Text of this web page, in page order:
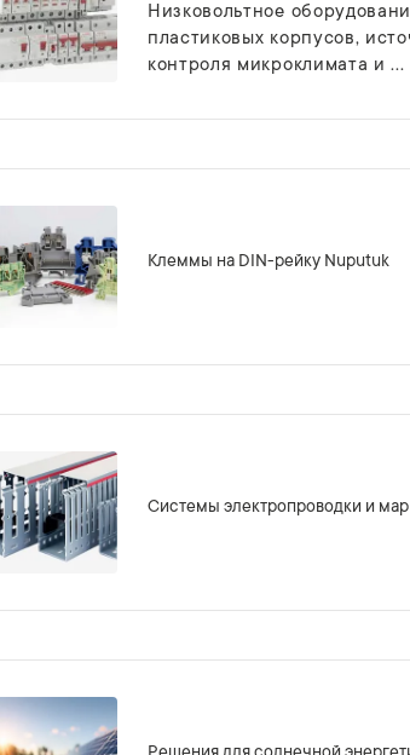
Низковольтное
пластиковых корпусов,
контроля микроклимата и ...
Клеммы на DIN-рейку Nuputuk
Системы электропроводки и